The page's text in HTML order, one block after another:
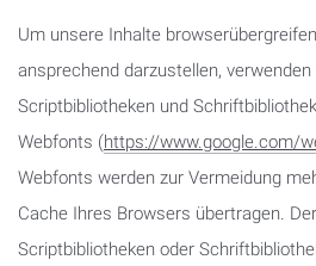
Um unsere Inhalte
ansprechend darzustellen,
Scriptbibliotheken und
Webfonts (https://www.google.com/
Webfonts werden zur Vermeidung
Cache Ihres Browsers übertragen.
Scriptbibliotheken oder